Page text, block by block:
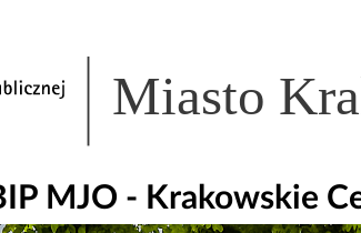
Miasto
MJO - Krakowskie